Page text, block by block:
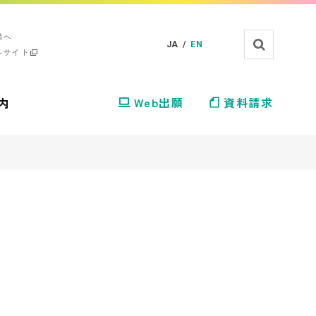
イト
JA / EN
Web出願 資料請求